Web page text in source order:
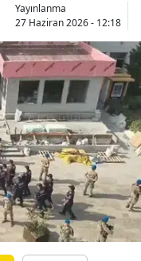
Bingöl
Bitlis
Bolu
Burdur
Bursa
Çanakkale
Çankırı
Çorum
Yayınlanma
27 Haziran 2026 - 12:18